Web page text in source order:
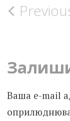
Post
Ваша e-mail